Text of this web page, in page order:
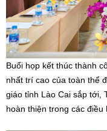
Buổi họp kết thúc thành
nhất trí cao của toàn thể
giáo tỉnh Lào Cai sắp tới,
hoàn thiện trong các điều